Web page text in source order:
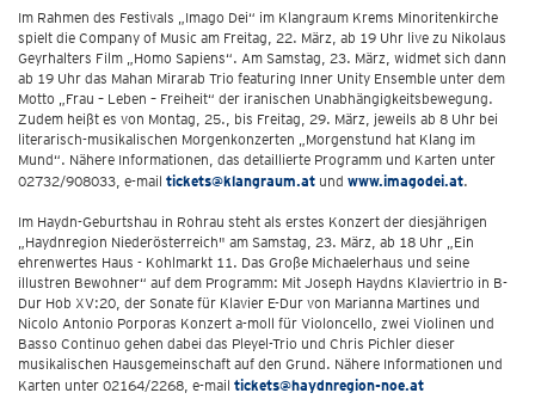
Im Rahmen des Festivals „Imago Dei“ im Klangraum Krems Minoritenkirche
spielt die Company of Music am Freitag, 22. März, ab 19 Uhr live zu Nikolaus
Geyrhalters Film „Homo Sapiens“. Am Samstag, 23. März, widmet sich dann
ab 19 Uhr das Mahan Mirarab Trio featuring Inner Unity Ensemble unter dem
Motto „Frau – Leben – Freiheit“ der iranischen Unabhängigkeitsbewegung.
Zudem heißt es von Montag, 25., bis Freitag, 29. März, jeweils ab 8 Uhr bei
literarisch-musikalischen Morgenkonzerten „Morgenstund hat Klang im
Mund“. Nähere Informationen, das detaillierte Programm und Karten unter
02732/908033, e-mail tickets@klangraum.at und www.imagodei.at.
Im Haydn-Geburtshau in Rohrau steht als erstes Konzert der diesjährigen
„Haydnregion Niederösterreich" am Samstag, 23. März, ab 18 Uhr „Ein
ehrenwertes Haus - Kohlmarkt 11. Das Große Michaelerhaus und seine
illustren Bewohner“ auf dem Programm: Mit Joseph Haydns Klaviertrio in B-
Dur Hob XV:20, der Sonate für Klavier E-Dur von Marianna Martines und
Nicolo Antonio Porporas Konzert a-moll für Violoncello, zwei Violinen und
Basso Continuo gehen dabei das Pleyel-Trio und Chris Pichler dieser
musikalischen Hausgemeinschaft auf den Grund. Nähere Informationen und
Karten unter 02164/2268, e-mail tickets@haydnregion-noe.at